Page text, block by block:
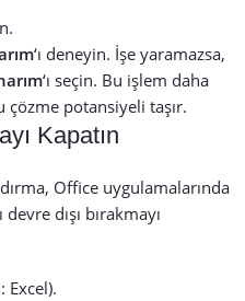
‘ı deneyin. İşe yaramazsa,
‘ı seçin. Bu işlem daha
potansiyeli taşır.
Kapatın
Office uygulamalarında
dışı bırakmayı
Excel).